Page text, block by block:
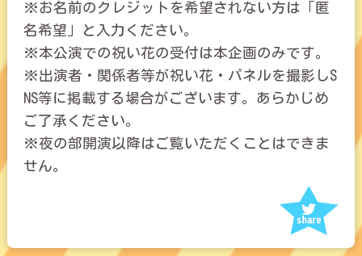
※お名前のクレジットを希望されない方は「匿
名希望」と入力ください。
※本公演での祝い花の受付は本企画のみです。
※出演者・関係者等が祝い花・パネルを撮影しS
NS等に掲載する場合がございます。あらかじめ
ご了承ください。
※夜の部開演以降はご覧いただくことはできま
せん。